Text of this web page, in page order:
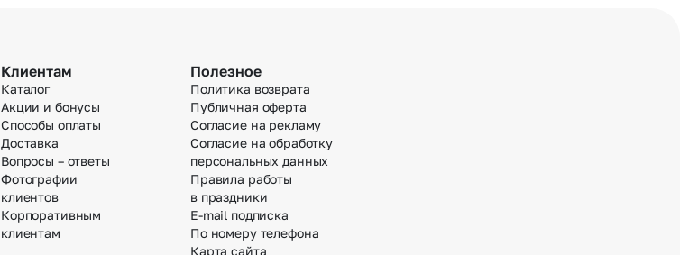
Клиентам
Каталог
Акции и бонусы
Способы оплаты
Доставка
Вопросы – ответы
Фотографии
клиентов
Корпоративным
клиентам
Полезное
Политика возврата
Публичная оферта
Согласие на рекламу
Согласие на обработку
персональных данных
Правила работы
в праздники
E-mail подписка
По номеру телефона
Карта сайта